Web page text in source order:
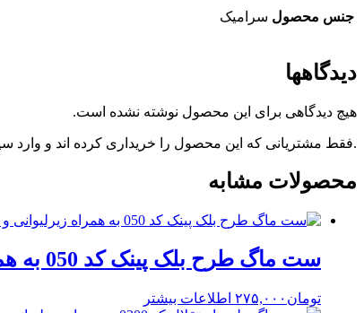
جنس محصول سرامیک
دیدگاهها
هیچ دیدگاهی برای این محصول نوشته نشده است.
.فقط مشتریانی که این محصول را خریداری کرده اند و وارد
محصولات مشابه
ست ماگ طرح بلک پینک کد 050 به همراه زیرلیوانی و پیکسل
تومان ۲۷۵,۰۰۰ اطلاعات بیشتر